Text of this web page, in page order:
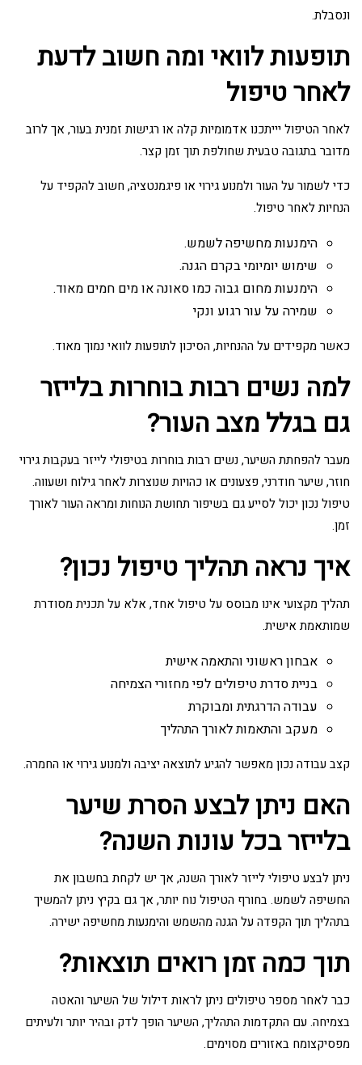
ונסבלת.
תופעות לוואי ומה חשוב לדעת
לאחר טיפול
לאחר הטיפול יייתכנו אדמומיות קלה או רגישות זמנית בעור, אך לרוב
מדובר בתגובה טבעית שחולפת תוך זמן קצר.
כדי לשמור על העור ולמנוע גירוי או פיגמנטציה, חשוב להקפיד על
הנחיות לאחר טיפול.
הימנעות מחשיפה לשמש.
שימוש יומיומי בקרם הגנה.
הימנעות מחום גבוה כמו סאונה או מים חמים מאוד.
שמירה על עור רגוע ונקי
כאשר מקפידים על ההנחיות, הסיכון לתופעות לוואי נמוך מאוד.
למה נשים רבות בוחרות בלייזר
גם בגלל מצב העור?
מעבר להפחתת השיער, נשים רבות בוחרות בטיפולי לייזר בעקבות גירוי
חוזר, שיער חודרני, פצעונים או כהויות שנוצרות לאחר גילוח ושעווה.
טיפול נכון יכול לסייע גם בשיפור תחושת הנוחות ומראה העור לאורך
זמן.
איך נראה תהליך טיפול נכון?
תהליך מקצועי אינו מבוסס על טיפול אחד, אלא על תכנית מסודרת
שמותאמת אישית.
אבחון ראשוני והתאמה אישית
בניית סדרת טיפולים לפי מחזורי הצמיחה
עבודה הדרגתית ומבוקרת
מעקב והתאמות לאורך התהליך
קצב עבודה נכון מאפשר להגיע לתוצאה יציבה ולמנוע גירוי או החמרה.
האם ניתן לבצע הסרת שיער
בלייזר בכל עונות השנה?
ניתן לבצע טיפולי לייזר לאורך השנה, אך יש לקחת בחשבון את
החשיפה לשמש. בחורף הטיפול נוח יותר, אך גם בקיץ ניתן להמשיך
בתהליך תוך הקפדה על הגנה מהשמש והימנעות מחשיפה ישירה.
תוך כמה זמן רואים תוצאות?
כבר לאחר מספר טיפולים ניתן לראות דילול של השיער והאטה
בצמיחה. עם התקדמות התהליך, השיער הופך לדק ובהיר יותר ולעיתים
מפסיקצומח באזורים מסוימים.